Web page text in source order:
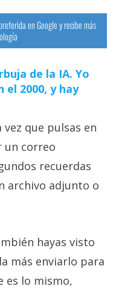
en Google y recibe más
de la IA. Yo
2000, y hay
que pulsas en
un correo
recuerdas
archivo adjunto o
hayas visto
más enviarlo para
es lo mismo,